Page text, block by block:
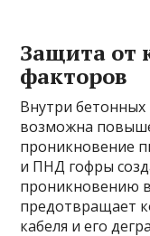
Защита от
факторов
Внутри бетонных
возможна
проникновение
и ПНД гофры
проникновению
предотвращает
кабеля и его